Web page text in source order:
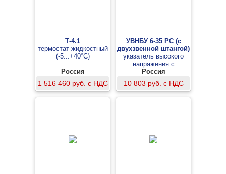
Т-4.1
термостат жидкостный
(-5...+40°С)
Россия
1 516 460 руб. с НДС
УВНБУ 6-35 РС (с
двухзвенной штангой)
указатель высокого
напряжения с
резервной схемой
индикации
Россия
10 803 руб. с НДС